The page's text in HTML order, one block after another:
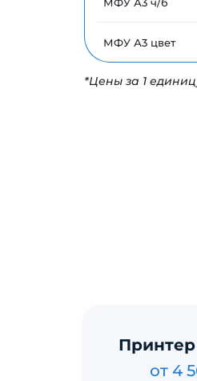
МФУ А3 цвет
*Цены за 1
от 4